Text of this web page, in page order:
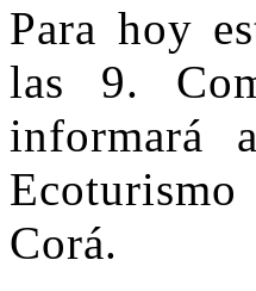
Para hoy
las 9.
informará
Ecoturismo
Corá.